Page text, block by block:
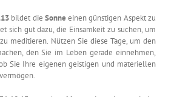
bildet die Sonne einen günstigen Aspekt zu
sich gut dazu, die Einsamkeit zu suchen, um
meditieren. Nützen Sie diese Tage, um den
den Sie im Leben gerade einnehmen,
Sie Ihre eigenen geistigen und materiellen